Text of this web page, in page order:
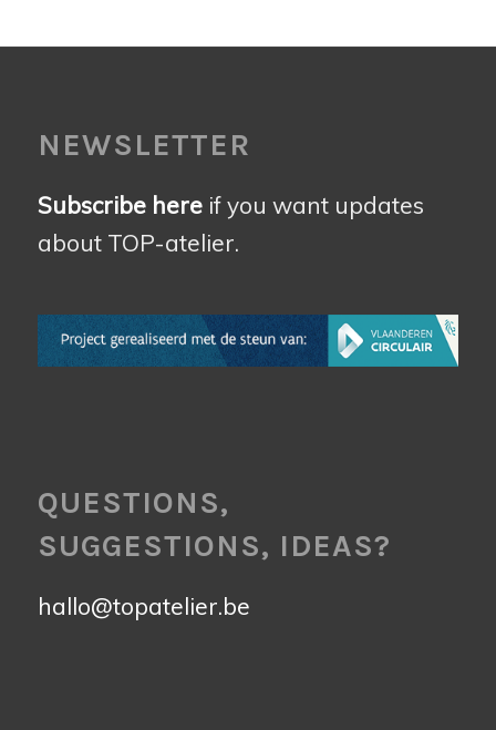
NEWSLETTER
Subscribe hereif you want updates
about TOP-atelier.
QUESTIONS,
SUGGESTIONS, IDEAS?
hallo@topatelier.be